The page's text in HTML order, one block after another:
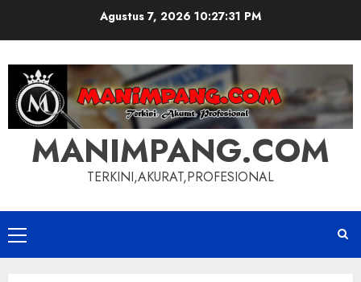
Agustus 7, 2026 10:27:31 PM
MANIMPANG.COM
TERKINI,AKURAT,PROFESIONAL
Primary
Menu